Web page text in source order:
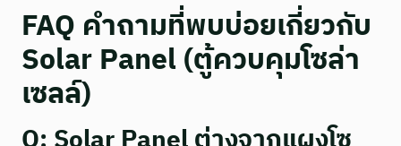
FAQ คำถามที่พบบ่อยเกี่ยวกับ
Solar Panel (ตู้ควบคุมโซล่า
เซลล์)